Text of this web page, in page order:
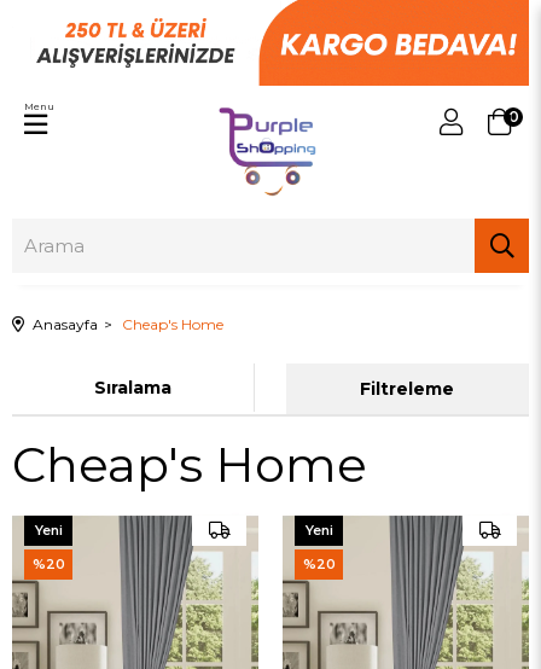
0
Menu
Anasayfa Cheap's Home
Filtreleme
Sıralama
Cheap's Home
Yeni
Ürün
%20
Yeni
Ürün
%20